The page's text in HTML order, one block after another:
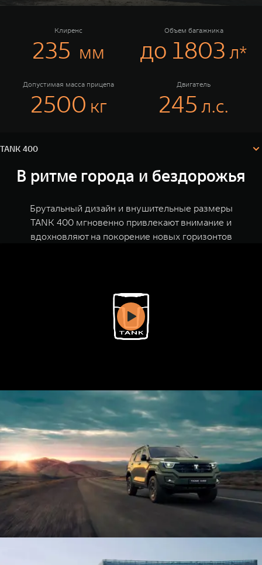
от 6 499 000 ₽ от 10 199
WEY 80
Масштаб возможностей
от 6 449 000 ₽
WEY 80
Масштаб
от 8 099
ПОКУПКА АВТОМОБИЛЯ
TANK Финансы
Корпоративным клиентам
TANK ФИНАНСЫ
TANK Кредит
TANK Страхование
Сервис
Специальные предложения
Моторные масла
ЦИФРОВЫЕ СЕРВИСЫ TANK
Цифровые сервисы TANK
Клиренс
235 мм
Объем багажника
до 1803 л*
Допустимая масса прицепа
2500 кг
Двигатель
245 л.с.
TANK 400
TANK 400
В ритме города и бездорожья
Брутальный дизайн и внушительные размеры
TANK 400 мгновенно привлекают внимание и
вдохновляют на покорение новых горизонтов